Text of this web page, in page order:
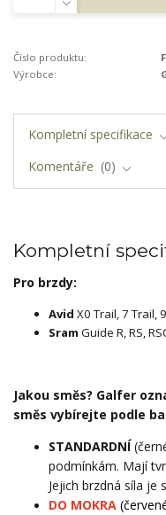
Číslo produktu:
Výrobce:
Kompletní specifikace
Komentáře
0
Kompletní
Pro brzdy:
Avid X0 Trail, 7 Trail,
Sram Guide R, RS,
Jakou směs? Galfer
směs vybírejte podle
STANDARDNÍ
podmínkám. Mají
Jejich brzdná síla je
DO MOKRA